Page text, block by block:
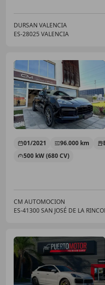
DURSAN VALENCIA
ES-28025 VALENCIA
01/2021 96.000 km
500 kW (680 CV)
CM AUTOMOCION
ES-41300 SAN JOSÉ DE LA